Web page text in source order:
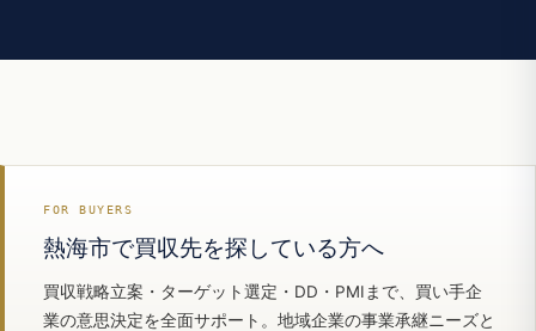
FOR BUYERS
熱海市で買収先を探している方へ
買収戦略立案・ターゲット選定・DD・PMIまで、買い手企
業の意思決定を全面サポート。地域企業の事業承継ニーズと